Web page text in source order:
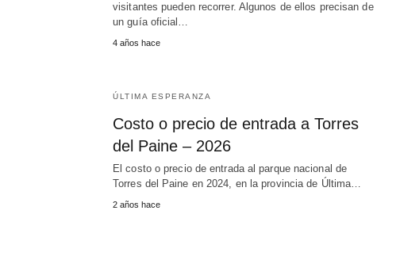
visitantes pueden recorrer. Algunos de ellos precisan de
un guía oficial…
4 años hace
ÚLTIMA ESPERANZA
Costo o precio de entrada a Torres
del Paine – 2026
El costo o precio de entrada al parque nacional de
Torres del Paine en 2024, en la provincia de Última…
2 años hace